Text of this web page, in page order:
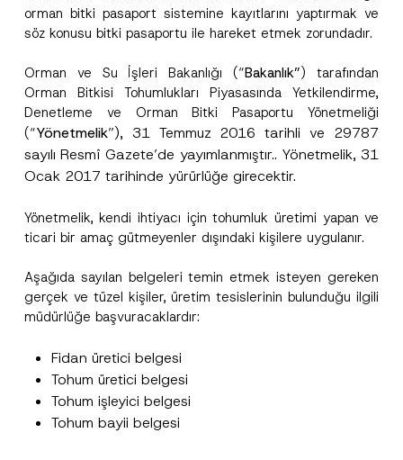
orman bitki pasaport sistemine kayıtlarını yaptırmak ve
söz konusu bitki pasaportu ile hareket etmek zorundadır.
Orman ve Su İşleri Bakanlığı (“Bakanlık”) tarafından
Orman Bitkisi Tohumlukları Piyasasında Yetkilendirme,
Denetleme ve Orman Bitki Pasaportu Yönetmeliği
(“Yönetmelik”), 31 Temmuz 2016 tarihli ve 29787
sayılı Resmî Gazete’de yayımlanmıştır.. Yönetmelik, 31
Ocak 2017 tarihinde yürürlüğe girecektir.
Yönetmelik, kendi ihtiyacı için tohumluk üretimi yapan ve
ticari bir amaç gütmeyenler dışındaki kişilere uygulanır.
Aşağıda sayılan belgeleri temin etmek isteyen gereken
gerçek ve tüzel kişiler, üretim tesislerinin bulunduğu ilgili
müdürlüğe başvuracaklardır:
Fidan üretici belgesi
Tohum üretici belgesi
Tohum işleyici belgesi
Tohum bayii belgesi
Ad*
Soyad
Firma
E-Posta Adresi *
o
v
-
o